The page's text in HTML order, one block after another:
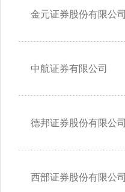
金元证券股份有限公司
中航证券有限公司
德邦证券股份有限公司
西部证券股份有限公司